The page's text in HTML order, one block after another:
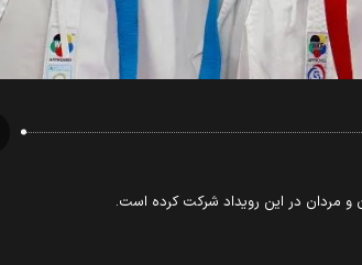
و مردان در این رویداد شرکت کرده است.